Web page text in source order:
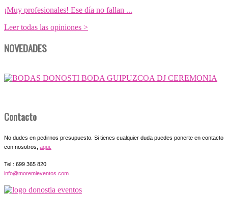
¡Muy profesionales! Ese día no fallan ...
Leer todas las opiniones >
NOVEDADES
Contacto
No dudes en pedirnos presupuesto. Si tienes cualquier duda puedes ponerte en contacto
con nosotros, aqui.
Tel.: 699 365 820
info@moremieventos.com